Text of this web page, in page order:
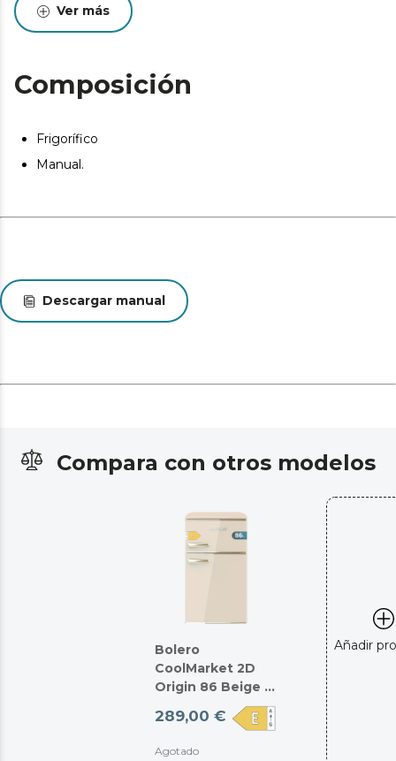
Ver más
Composición
Frigorífico
Manual.
Descargar manual
Compara con otros modelos
Bolero
CoolMarket 2D
Origin 86 Beige E
289,00 €
Agotado
Añadir